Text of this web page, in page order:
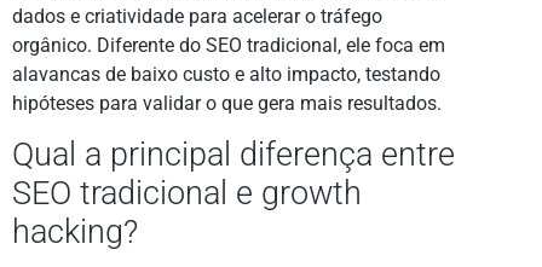
dados e criatividade para acelerar o tráfego
orgânico. Diferente do SEO tradicional, ele foca em
alavancas de baixo custo e alto impacto, testando
hipóteses para validar o que gera mais resultados.
Qual a principal diferença entre
SEO tradicional e growth
hacking?